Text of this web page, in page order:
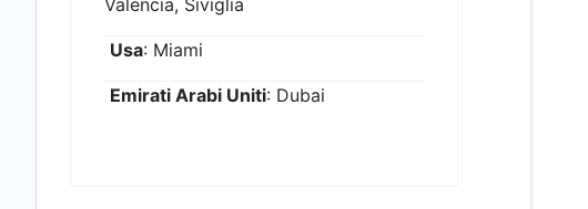
Usa: Miami
Emirati Arabi Uniti: Dubai